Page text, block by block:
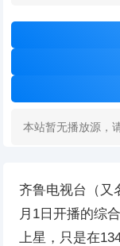
本站暂无播放源，
齐鲁电视台（又
月1日开播的综
上星，只是在